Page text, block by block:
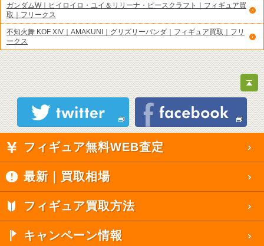
ガンダムW｜ヒイロイロ・ユイ＆リリーナ・ピースクラフト｜フィギュア買
取｜フリークス
不知火舞 KOF XIV｜AMAKUNI｜グリズリーパンダ｜フィギュア買取｜フリ
ークス
フィギュア無料WEB査定
最新｜買取相場
フィギュア買取方法
キャンペーン情報